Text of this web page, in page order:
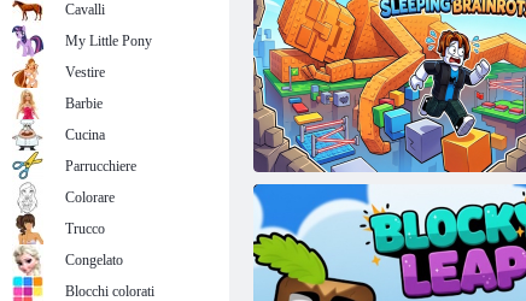
Cavalli
My Little Pony
Vestire
Barbie
Cucina
Parrucchiere
Colorare
Trucco
Congelato
Blocchi colorati